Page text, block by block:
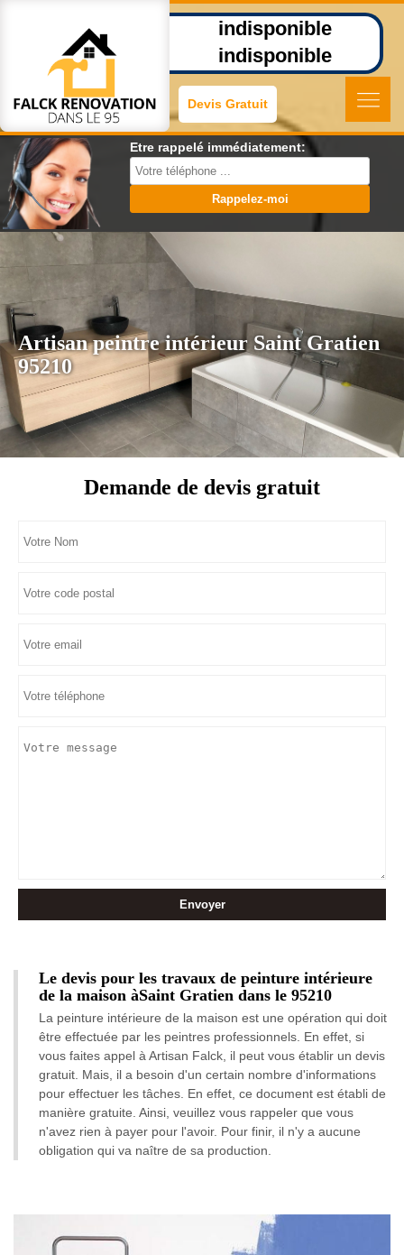
indisponible
indisponible
Devis Gratuit
Etre rappelé immédiatement:
Artisan peintre intérieur Saint Gratien
95210
Demande de devis gratuit
Le devis pour les travaux de peinture intérieure
de la maison àSaint Gratien dans le 95210
La peinture intérieure de la maison est une opération qui doit
être effectuée par les peintres professionnels. En effet, si
vous faites appel à Artisan Falck, il peut vous établir un devis
gratuit. Mais, il a besoin d'un certain nombre d'informations
pour effectuer les tâches. En effet, ce document est établi de
manière gratuite. Ainsi, veuillez vous rappeler que vous
n'avez rien à payer pour l'avoir. Pour finir, il n'y a aucune
obligation qui va naître de sa production.